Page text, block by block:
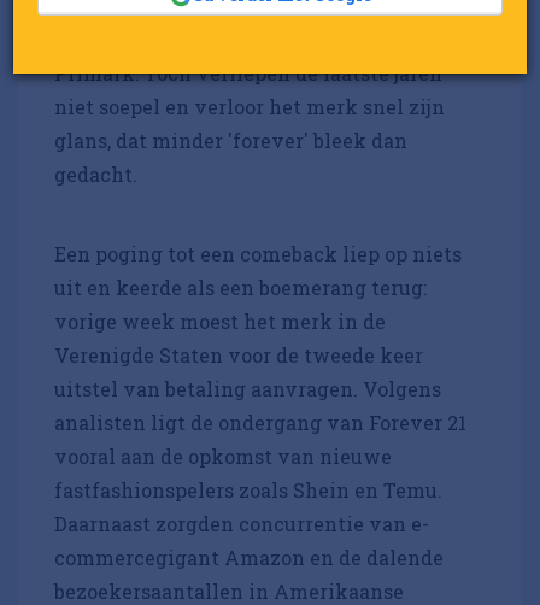
perfecte middenweg te vinden
Primark. Toch verliepen de laatste jaren
niet soepel en verloor het merk snel zijn
glans, dat minder 'forever' bleek dan
gedacht.
Een poging tot een comeback liep op niets
uit en keerde als een boemerang terug:
vorige week moest het merk in de
Verenigde Staten voor de tweede keer
uitstel van betaling aanvragen. Volgens
analisten ligt de ondergang van Forever 21
vooral aan de opkomst van nieuwe
fastfashionspelers zoals Shein en Temu.
Daarnaast zorgden concurrentie van e-
commercegigant Amazon en de dalende
bezoekersaantallen in Amerikaanse